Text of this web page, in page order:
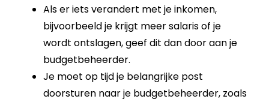
Als er iets verandert met je inkomen,
bijvoorbeeld je krijgt meer salaris of je
wordt ontslagen, geef dit dan door aan je
budgetbeheerder.
Je moet op tijd je belangrijke post
doorsturen naar je budgetbeheerder, zoals